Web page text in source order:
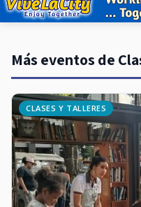
Más eventos de
CLASES Y TALLERES